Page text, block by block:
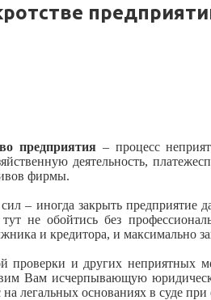
предприятия– процесс
деятельность,
фирмы.
– иногда закрыть
не обойтись без
и кредитора, и максимально
проверки и других
Вам исчерпывающую
легальных основаниях в суде